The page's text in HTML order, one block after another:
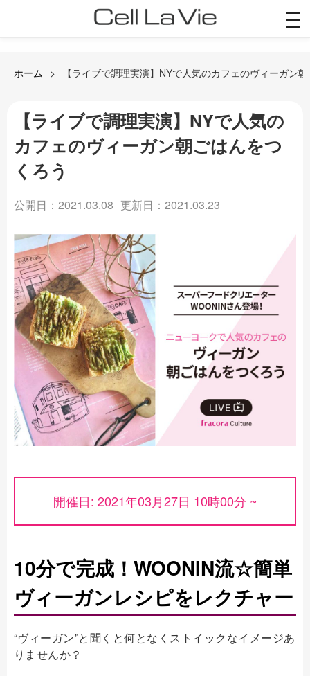
ホーム 【ライブで調理実演】NYで人気のカフェのヴィーガン
【ライブで調理実演】NYで人気の
カフェのヴィーガン朝ごはんをつ
くろう
公開日：2021.03.08 更新日：2021.03.23
開催日: 2021年03月27日 10時00分 ~
10分で完成！WOONIN流☆簡単
ヴィーガンレシピをレクチャー
“ヴィーガン”と聞くと何となくストイックなイメージあ
りませんか？